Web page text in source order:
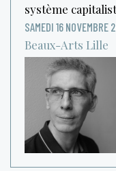
système
SAMEDI 16 NOVEMBRE
Beaux-Arts Lille